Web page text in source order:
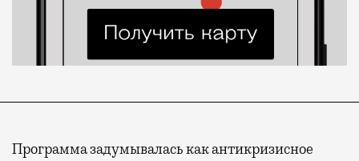
Программа задумывалась как антикризисное